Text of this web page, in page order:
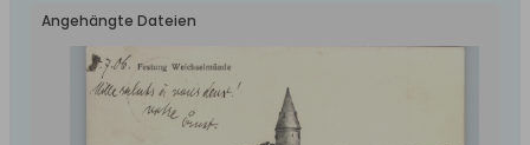
Angehängte Dateien